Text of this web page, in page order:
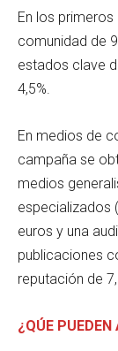
En los
comunidad de
estados clave
4,5%.
En medios de
campaña se
medios
especializados
euros y una
publicaciones
reputación de
¿QÚE PUEDEN